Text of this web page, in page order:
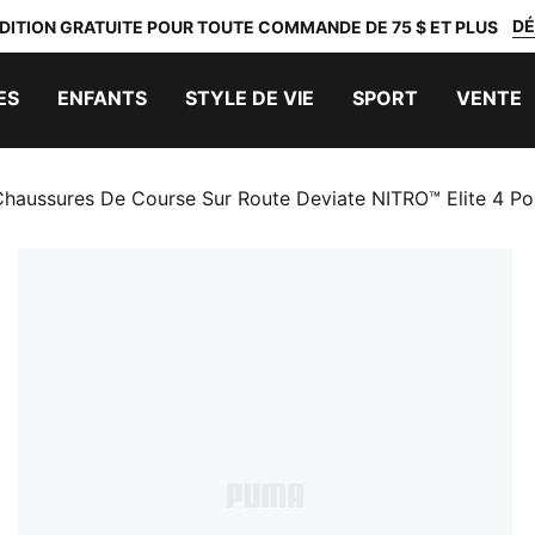
GRATUITE POUR TOUTE COMMANDE DE 75 $ ET PLUS
ENFANTS STYLE DE VIE SPORT VENTE
De Course Sur Route Deviate NITRO™ Elite 4